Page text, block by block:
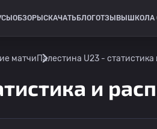
ОБЗОРЫ СКАЧАТЬ БЛОГОТЗЫВЫ ШКОЛА
матчиПалестина U23 -
и